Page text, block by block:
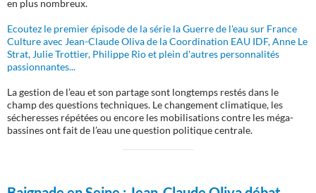
en plus nombreux.
Ecoutez le premier épisode de la série la Guerre de l'eau sur France
Culture avec Jean-Claude Oliva de la Coordination EAU IDF, Anne Le
Strat, Julie Trottier, Philippe Rio et plein d'autres personnalités
passionnantes...
La gestion de l’eau et son partage sont longtemps restés dans le
champ des questions techniques. Le changement climatique, les
sécheresses répétées ou encore les mobilisations contre les méga-
bassines ont fait de l’eau une question politique centrale.